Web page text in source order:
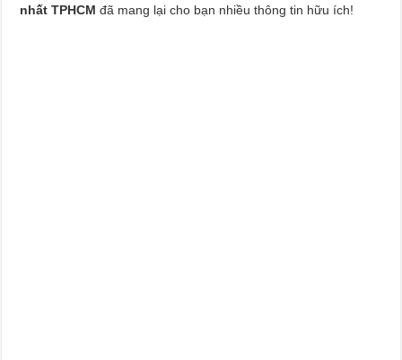
nhất TPHCM đã mang lại cho bạn nhiều thông tin hữu ích!